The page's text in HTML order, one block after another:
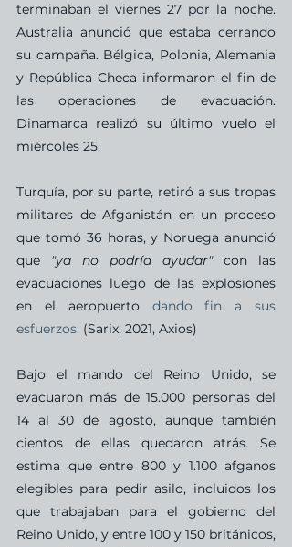
terminaban el viernes 27 por la noche.
Australia anunció que estaba cerrando
su campaña. Bélgica, Polonia, Alemania
y República Checa informaron el fin de
las operaciones de evacuación.
Dinamarca realizó su último vuelo el
miércoles 25.
Turquía, por su parte, retiró a sus tropas
militares de Afganistán en un proceso
que tomó 36 horas, y Noruega anunció
que "ya no podría ayudar" con las
evacuaciones luego de las explosiones
en el aeropuerto dando fin a sus
esfuerzos. (Sarix, 2021, Axios)
Bajo el mando del Reino Unido, se
evacuaron más de 15.000 personas del
14 al 30 de agosto, aunque también
cientos de ellas quedaron atrás. Se
estima que entre 800 y 1.100 afganos
elegibles para pedir asilo, incluidos los
que trabajaban para el gobierno del
Reino Unido, y entre 100 y 150 británicos,